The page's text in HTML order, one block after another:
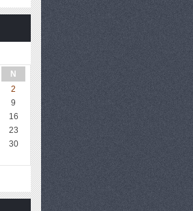
N
2
9
16
23
30